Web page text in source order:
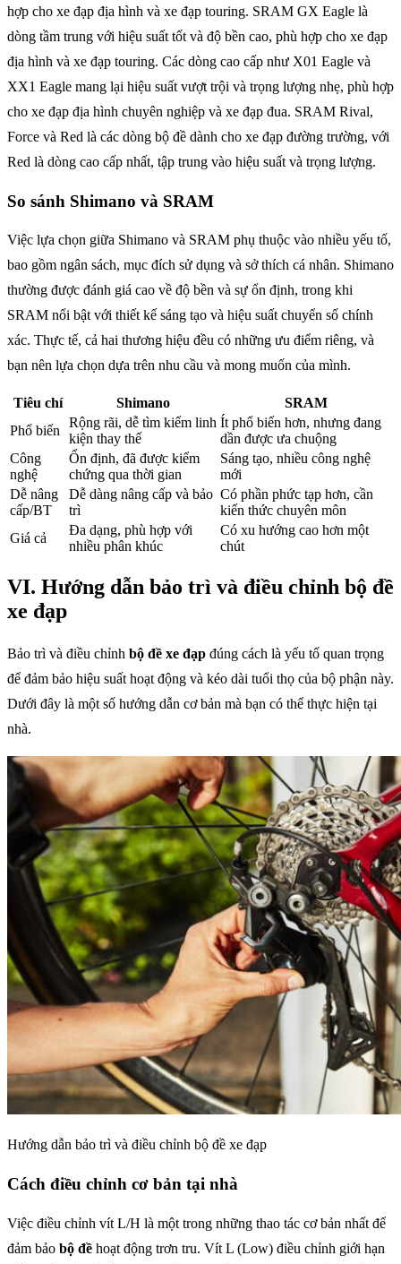
hợp cho xe đạp địa hình và xe đạp touring. SRAM GX Eagle là
dòng tầm trung với hiệu suất tốt và độ bền cao, phù hợp cho xe đạp
địa hình và xe đạp touring. Các dòng cao cấp như X01 Eagle và
XX1 Eagle mang lại hiệu suất vượt trội và trọng lượng nhẹ, phù hợp
cho xe đạp địa hình chuyên nghiệp và xe đạp đua. SRAM Rival,
Force và Red là các dòng bộ đề dành cho xe đạp đường trường, với
Red là dòng cao cấp nhất, tập trung vào hiệu suất và trọng lượng.
So sánh Shimano và SRAM
Việc lựa chọn giữa Shimano và SRAM phụ thuộc vào nhiều yếu tố,
bao gồm ngân sách, mục đích sử dụng và sở thích cá nhân. Shimano
thường được đánh giá cao về độ bền và sự ổn định, trong khi
SRAM nổi bật với thiết kế sáng tạo và hiệu suất chuyển số chính
xác. Thực tế, cả hai thương hiệu đều có những ưu điểm riêng, và
bạn nên lựa chọn dựa trên nhu cầu và mong muốn của mình.
Tiêu chí Shimano
SRAM
Phổ biến
Rộng rãi, dễ tìm kiếm linh
kiện thay thế
Ít phổ biến hơn, nhưng đang
dần được ưa chuộng
Công
nghệ
Ổn định, đã được kiểm
chứng qua thời gian
Sáng tạo, nhiều công nghệ
mới
Dễ nâng
cấp/BT
Dễ dàng nâng cấp và bảo
trì
Có phần phức tạp hơn, cần
kiến thức chuyên môn
Giá cả
Đa dạng, phù hợp với
nhiều phân khúc
Có xu hướng cao hơn một
chút
VI. Hướng dẫn bảo trì và điều chỉnh bộ đề
xe đạp
Bảo trì và điều chỉnh bộ đề xe đạp đúng cách là yếu tố quan trọng
để đảm bảo hiệu suất hoạt động và kéo dài tuổi thọ của bộ phận này.
Dưới đây là một số hướng dẫn cơ bản mà bạn có thể thực hiện tại
nhà.
Hướng dẫn bảo trì và điều chỉnh bộ đề xe đạp
Cách điều chỉnh cơ bản tại nhà
Việc điều chỉnh vít L/H là một trong những thao tác cơ bản nhất để
đảm bảo bộ đề hoạt động trơn tru. Vít L (Low) điều chỉnh giới hạn